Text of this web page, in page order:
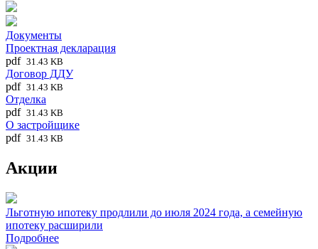
Документы
Проектная декларация
pdf 31.43 KB
Договор ДДУ
pdf 31.43 KB
Отделка
pdf 31.43 KB
О застройщике
pdf 31.43 KB
Акции
Льготную ипотеку продлили до июля 2024 года, а семейную
ипотеку расширили
Подробнее